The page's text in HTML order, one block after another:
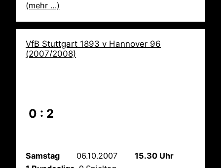
(mehr …)
VfB Stuttgart 1893 v Hannover 96
(2007/2008)
0 : 2
Samstag 06.10.2007 15.30 Uhr